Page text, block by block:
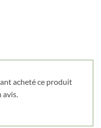
acheté ce produit
avis.